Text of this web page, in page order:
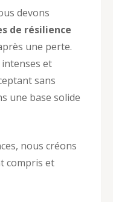
devons
de résilience
une perte.
et
sans
une base solide
nous créons
compris et